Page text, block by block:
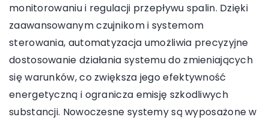
monitorowaniu i regulacji przepływu spalin. Dzięki
zaawansowanym czujnikom i systemom
sterowania, automatyzacja umożliwia precyzyjne
dostosowanie działania systemu do zmieniających
się warunków, co zwiększa jego efektywność
energetyczną i ogranicza emisję szkodliwych
substancji. Nowoczesne systemy są wyposażone w